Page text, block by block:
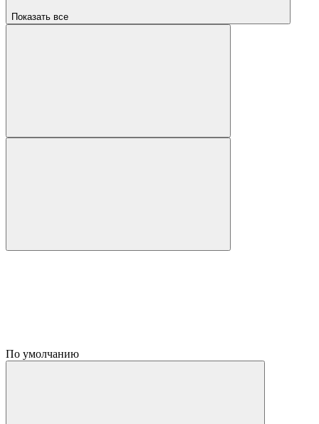
Показать все
По умолчанию